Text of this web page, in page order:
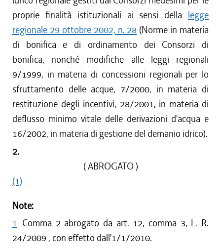
proprie finalità istituzionali ai sensi della legge
regionale 29 ottobre 2002, n. 28 (Norme in materia
di bonifica e di ordinamento dei Consorzi di
bonifica, nonché modifiche alle leggi regionali
9/1999, in materia di concessioni regionali per lo
sfruttamento delle acque, 7/2000, in materia di
restituzione degli incentivi, 28/2001, in materia di
deflusso minimo vitale delle derivazioni d'acqua e
16/2002, in materia di gestione del demanio idrico).
2.
( ABROGATO )
(1)
Note:
1 Comma 2 abrogato da art. 12, comma 3, L. R.
24/2009 , con effetto dall'1/1/2010.